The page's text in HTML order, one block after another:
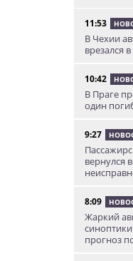
11:53
В Чехии
врезался
10:42
В Праге
один
9:27
вернулся
8:09
Жаркий
прогноз